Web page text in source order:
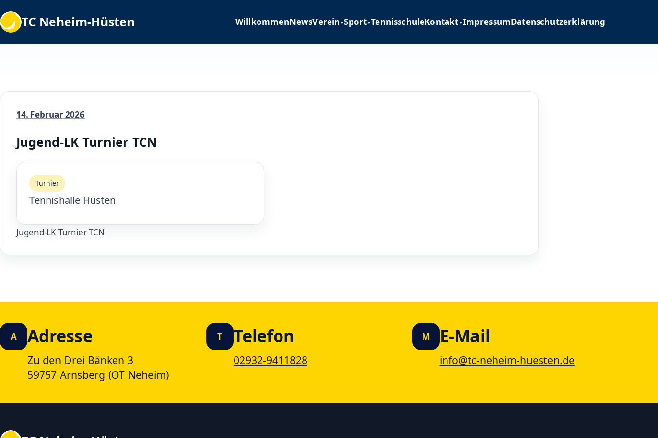
TC Neheim-Hüsten WillkommenNewsVerein Sport TennisschuleKontakt ImpressumDatenschutzerklärung
14. Februar 2026
Jugend-LK Turnier TCN
Turnier
Tennishalle Hüsten
Jugend-LK Turnier TCN
A Adresse
Zu den Drei Bänken 3
59757 Arnsberg (OT Neheim)
T Telefon
02932-9411828
M E-Mail
info@tc-neheim-huesten.de